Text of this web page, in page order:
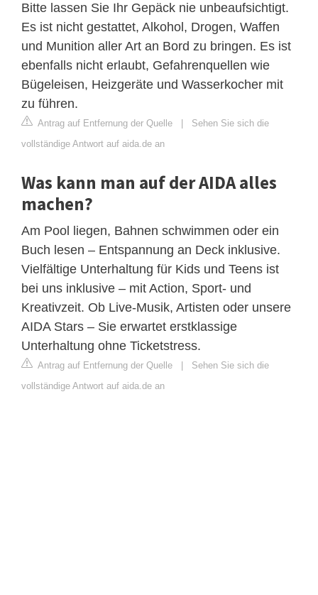
Bitte lassen Sie Ihr Gepäck nie unbeaufsichtigt.
Es ist nicht gestattet, Alkohol, Drogen, Waffen
und Munition aller Art an Bord zu bringen. Es ist
ebenfalls nicht erlaubt, Gefahrenquellen wie
Bügeleisen, Heizgeräte und Wasserkocher mit
zu führen.
Antrag auf Entfernung der Quelle
Sehen Sie sich die
vollständige Antwort auf aida.de an
Was kann man auf der AIDA alles
machen?
Am Pool liegen, Bahnen schwimmen oder ein
Buch lesen – Entspannung an Deck inklusive.
Vielfältige Unterhaltung für Kids und Teens ist
bei uns inklusive – mit Action, Sport- und
Kreativzeit. Ob Live-Musik, Artisten oder unsere
AIDA Stars – Sie erwartet erstklassige
Unterhaltung ohne Ticketstress.
Antrag auf Entfernung der Quelle
Sehen Sie sich die
vollständige Antwort auf aida.de an